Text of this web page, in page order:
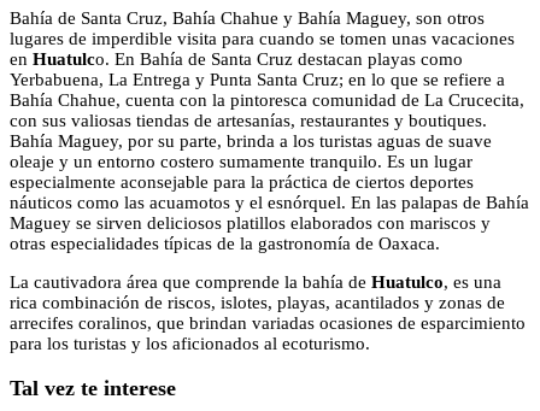
Bahía de Santa Cruz, Bahía Chahue y Bahía Maguey, son otros
lugares de imperdible visita para cuando se tomen unas vacaciones
en Huatulco. En Bahía de Santa Cruz destacan playas como
Yerbabuena, La Entrega y Punta Santa Cruz; en lo que se refiere a
Bahía Chahue, cuenta con la pintoresca comunidad de La Crucecita,
con sus valiosas tiendas de artesanías, restaurantes y boutiques.
Bahía Maguey, por su parte, brinda a los turistas aguas de suave
oleaje y un entorno costero sumamente tranquilo. Es un lugar
especialmente aconsejable para la práctica de ciertos deportes
náuticos como las acuamotos y el esnórquel. En las palapas de Bahía
Maguey se sirven deliciosos platillos elaborados con mariscos y
otras especialidades típicas de la gastronomía de Oaxaca.
La cautivadora área que comprende la bahía de Huatulco, es una
rica combinación de riscos, islotes, playas, acantilados y zonas de
arrecifes coralinos, que brindan variadas ocasiones de esparcimiento
para los turistas y los aficionados al ecoturismo.
Tal vez te interese